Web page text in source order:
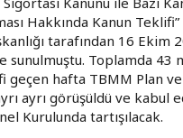
Hakkında Kanun Teklifi”
tarafından 16 Ekim
sunulmuştu. Toplamda 43
geçen hafta TBMM Plan
ayrı görüşüldü ve kabul
Kurulunda tartışılacak.